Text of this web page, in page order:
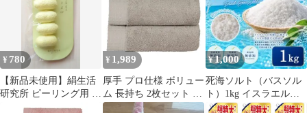
¥ 780
【新品未使用】絹生活
研究所 ピーリング用 み
どりまゆ 5個入
¥ 1,989
厚手 プロ仕様 ボリュー
ム 長持ち 2枚セット 高
速吸水 ライトグレー 耐
¥1,000
死海ソルト（バスソル
ト）1kg イスラエル産
乾燥肌 塩化マグネシウ